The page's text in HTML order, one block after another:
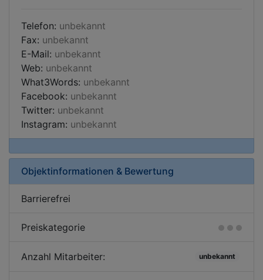
Telefon: unbekannt
Fax: unbekannt
E-Mail: unbekannt
Web: unbekannt
What3Words: unbekannt
Facebook: unbekannt
Twitter: unbekannt
Instagram: unbekannt
Objektinformationen & Bewertung
Barrierefrei
Preiskategorie
Anzahl Mitarbeiter: unbekannt